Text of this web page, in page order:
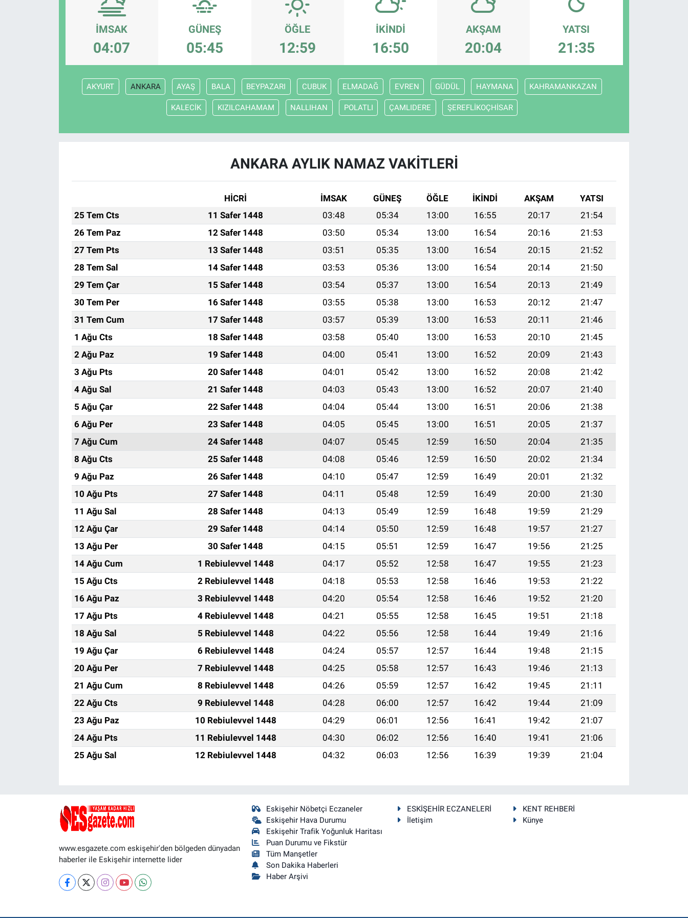
İMSAK
04:07
GÜNEŞ
05:45
ÖĞLE
12:59
İKINDI
16:50
AKŞAM
20:04
YATSI
21:35
AKYURT ANKARA AYAŞ BALA BEYPAZARI CUBUK ELMADAĞ EVREN GÜDÜL HAYMANA KAHRAMANKAZAN
KALECİK KIZILCAHAMAM NALLIHAN POLATLI ÇAMLIDERE ŞEREFLİKOÇHİSAR
ANKARA AYLIK NAMAZ VAKITLERI
HİCRİ İMSAK GÜNEŞ ÖĞLE İKINDI AKŞAM
YATSI
25 Tem Cts
11 Safer 1448 03:48 05:34 13:00 16:55 20:17
21:54
26 Tem Paz
12 Safer 1448 03:50 05:34 13:00 16:54 20:16
21:53
27 Tem Pts
13 Safer 1448 03:51 05:35 13:00 16:54 20:15
21:52
28 Tem Sal
14 Safer 1448 03:53 05:36 13:00 16:54 20:14
21:50
29 Tem Çar
15 Safer 1448 03:54 05:37 13:00 16:54 20:13
21:49
30 Tem Per
16 Safer 1448 03:55 05:38 13:00 16:53 20:12
21:47
31 Tem Cum
17 Safer 1448 03:57 05:39 13:00 16:53 20:11
21:46
1 Ağu Cts
18 Safer 1448 03:58 05:40 13:00 16:53 20:10
21:45
2 Ağu Paz
19 Safer 1448 04:00 05:41 13:00 16:52 20:09
21:43
3 Ağu Pts
20 Safer 1448 04:01 05:42 13:00 16:52 20:08
21:42
4 Ağu Sal
21 Safer 1448 04:03 05:43 13:00 16:52 20:07
21:40
5 Ağu Çar
22 Safer 1448 04:04 05:44 13:00 16:51 20:06
21:38
6 Ağu Per
23 Safer 1448 04:05 05:45 13:00 16:51 20:05
21:37
7 Ağu Cum
24 Safer 1448 04:07 05:45 12:59 16:50 20:04
21:35
8 Ağu Cts
25 Safer 1448 04:08 05:46 12:59 16:50 20:02
21:34
9 Ağu Paz
26 Safer 1448 04:10 05:47 12:59 16:49 20:01
21:32
10 Ağu Pts
27 Safer 1448 04:11 05:48 12:59 16:49 20:00
21:30
11 Ağu Sal
28 Safer 1448 04:13 05:49 12:59 16:48 19:59
21:29
12 Ağu Çar
29 Safer 1448 04:14 05:50 12:59 16:48 19:57
21:27
13 Ağu Per
30 Safer 1448 04:15 05:51 12:59 16:47 19:56
21:25
14 Ağu Cum
1 Rebiulevvel 1448 04:17 05:52 12:58 16:47 19:55
21:23
15 Ağu Cts
2 Rebiulevvel 1448 04:18 05:53 12:58 16:46 19:53
21:22
16 Ağu Paz
3 Rebiulevvel 1448 04:20 05:54 12:58 16:46 19:52
21:20
17 Ağu Pts
4 Rebiulevvel 1448 04:21 05:55 12:58 16:45 19:51
21:18
18 Ağu Sal
5 Rebiulevvel 1448 04:22 05:56 12:58 16:44 19:49
21:16
19 Ağu Çar
6 Rebiulevvel 1448 04:24 05:57 12:57 16:44 19:48
21:15
20 Ağu Per
7 Rebiulevvel 1448 04:25 05:58 12:57 16:43 19:46
21:13
21 Ağu Cum
8 Rebiulevvel 1448 04:26 05:59 12:57 16:42 19:45
21:11
22 Ağu Cts
9 Rebiulevvel 1448 04:28 06:00 12:57 16:42 19:44
21:09
23 Ağu Paz
10 Rebiulevvel 1448 04:29 06:01 12:56 16:41 19:42
21:07
24 Ağu Pts
11 Rebiulevvel 1448 04:30 06:02 12:56 16:40 19:41
21:06
25 Ağu Sal
12 Rebiulevvel 1448 04:32 06:03 12:56 16:39 19:39 21:04
www.esgazete.com eskişehir'den bölgeden dünyadan
haberler ile Eskişehir internette lider
Eskişehir Nöbetçi Eczaneler
Eskişehir Hava Durumu
Eskişehir Trafik Yoğunluk Haritası
Puan Durumu ve Fikstür
Tüm Manşetler
Son Dakika Haberleri
Haber Arşivi
ESKİŞEHİR ECZANELERİ
KENT REHBERİ
İletişim
Künye
Bilim ve Teknoloji